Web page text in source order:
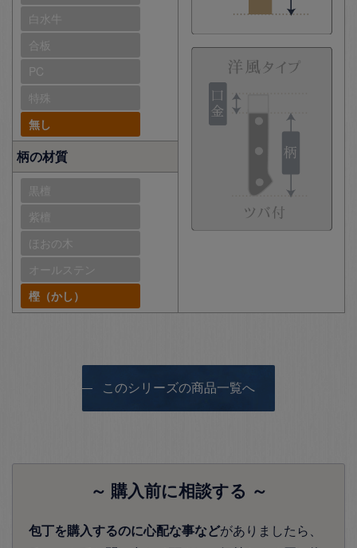
白水牛
合板
PC
特殊
無し
柄の材質
黒檀
紫檀
ほおの木
オールステン
樫（かし）
このシリーズの商品一覧へ
～ 購入前に相談する ～
包丁を購入するのに心配な事などがありましたら、